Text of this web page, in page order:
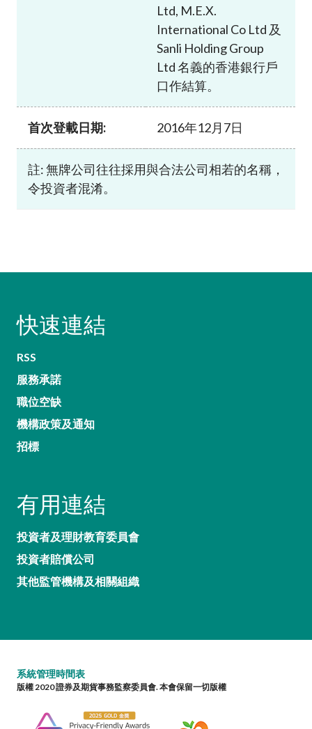
Ltd, M.E.X.
International Co Ltd 及
Sanli Holding Group
Ltd 名義的香港銀行戶
口作結算。
首次登載日期: 2016年12月7日
註: 無牌公司往往採用與合法公司相若的名稱，
令投資者混淆。
快速連結
RSS
服務承諾
職位空缺
機構政策及通知
招標
有用連結
投資者及理財教育委員會
投資者賠償公司
其他監管機構及相關組織
系統管理時間表
版權 2020 證券及期貨事務監察委員會. 本會保留一切版權